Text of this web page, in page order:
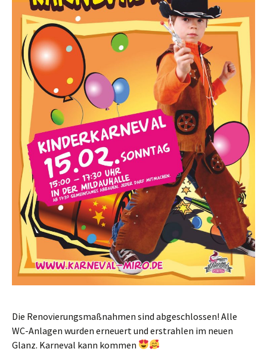
Die Renovierungsmaßnahmen sind abgeschlossen! Alle
WC-Anlagen wurden erneuert und erstrahlen im neuen
Glanz. Karneval kann kommen